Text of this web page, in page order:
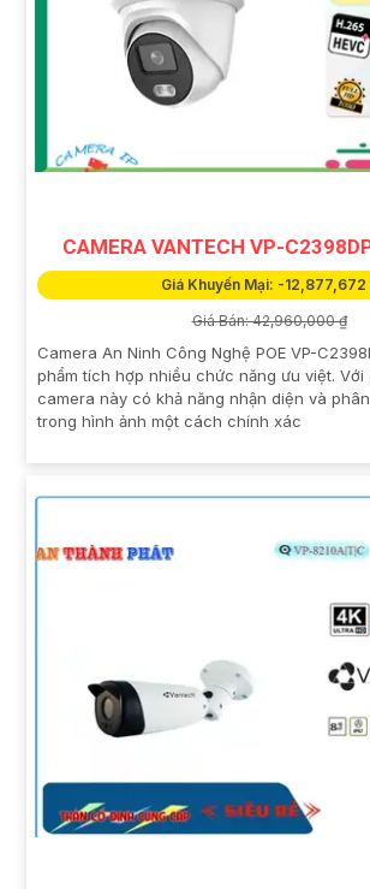
CAMERA VANTECH VP-
Giá Khuyến Mại: -12,877,672
Giá Bán: 42,960,000 ₫
Camera An Ninh Công Nghệ POE VP-
phẩm tích hợp nhiều chức năng ưu việt. Với
camera này có khả năng nhận diện và
trong hình ảnh một cách chính xác